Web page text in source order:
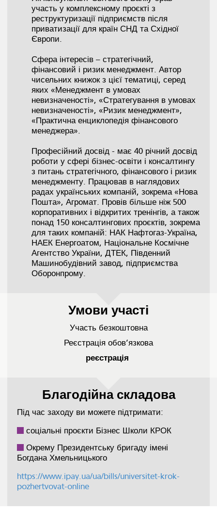
участь у комплексному проєкті з
реструктуризації підприємств після
приватизації для країн СНД та Східної
Європи.
Сфера інтересів – стратегічний,
фінансовий і ризик менеджмент. Автор
чисельних книжок з цієї тематиці, серед
яких «Менеджмент в умовах
невизначеності», «Стратегування в умовах
невизначеності», «Ризик менеджмент»,
«Практична енциклопедія фінансового
менеджера».
Професійний досвід - має 40 річний досвід
роботи у сфері бізнес-освіти і консалтингу
з питань стратегічного, фінансового і ризик
менеджменту. Працював в наглядових
радах українських компаній, зокрема «Нова
Пошта», Агромат. Провів більше ніж 500
корпоративних і відкритих тренінгів, а також
понад 150 консалтингових проєктів, зокрема
для таких компаній: НАК Нафтогаз-Україна,
НАЕК Енергоатом, Національне Космічне
Агентство України, ДТЕК, Південний
Машинобудівний завод, підприємства
Оборонпрому.
Умови участі
Участь безкоштовна
Реєстрація обов’язкова
реєстрація
Благодійна складова
Під час заходу ви можете підтримати:
соціальні проєкти Бізнес Школи КРОК
Окрему Президентську бригаду імені
Богдана Хмельницького
https://www.ipay.ua/ua/bills/universitet-krok-
pozhertvovat-online